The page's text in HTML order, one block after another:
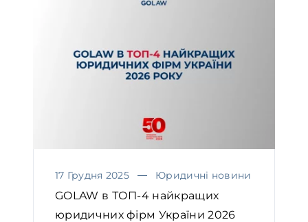
17 Грудня 2025 Юридичні новини
GOLAW в ТОП-4 найкращих
юридичних фірм України 2026